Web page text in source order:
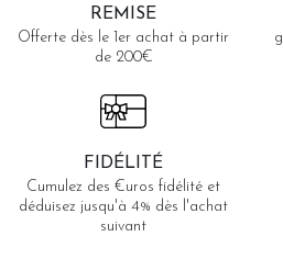
REMISE
Offerte dès le 1er achat à partir
de 200€
FIDÉLITÉ
Cumulez des €uros fidélité et
déduisez jusqu'à 4% dès l'achat
suivant